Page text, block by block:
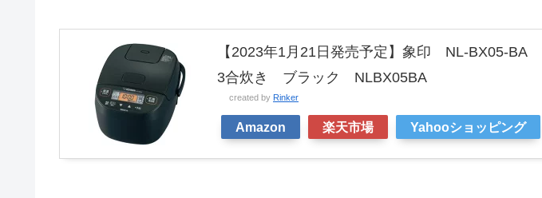
【2023年1月21日発売予定】象印 NL-BX05-
3合炊き ブラック NLBX05BA
created by Rinker
Amazon 楽天市場 Yahooショッピング